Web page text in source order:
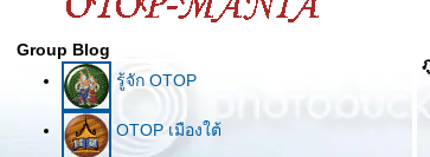
Group Blog
รู้จัก OTOP
OTOP เมืองใต้